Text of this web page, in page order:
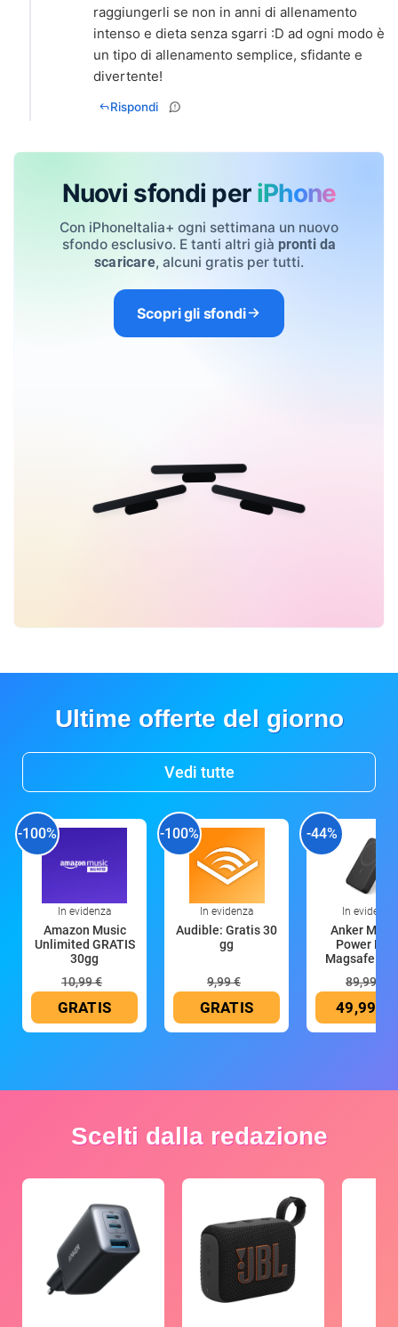
raggiungerli se non in anni di allenamento
intenso e dieta senza sgarri :D ad ogni modo è
un tipo di allenamento semplice, sfidante e
divertente!
Rispondi
Nuovi sfondi per iPhone
Con iPhoneItalia+ ogni settimana un nuovo
sfondo esclusivo. E tanti altri già pronti da
scaricare, alcuni gratis per tutti.
Scopri gli sfondi
Ultime offerte del giorno
Vedi tutte
-100%
In evidenza
Amazon Music
Unlimited GRATIS
30gg
10,99 €
GRATIS
-100%
In evidenza
Audible: Gratis 30
gg
9,99 €
GRATIS
-44%
In evidenza
Anker
Power
Magsafe
89,99 €
49,99 €
Scelti dalla redazione